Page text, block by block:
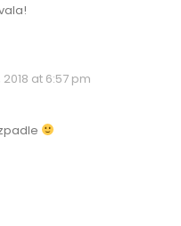
at 6:57 pm